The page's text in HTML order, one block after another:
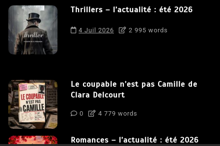
Thrillers – l’actualité : été 2026
4 Juil 2026 2 995 words
Le coupable n’est pas Camille de
Clara Delcourt
0 4 779 words
Romances – l’actualité : été 2026